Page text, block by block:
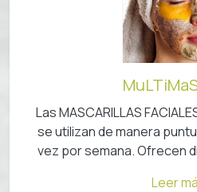
Las MASCARILLAS
se utilizan de manera
vez por semana.⁠⁠ Ofrecen
Leer